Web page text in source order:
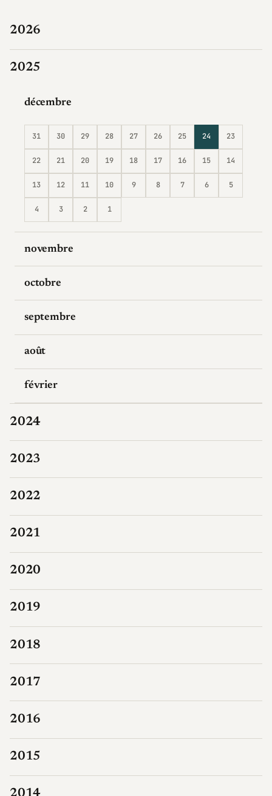
2026
2025
décembre
31 30 29 28 27 26 25 24 23
22 21 20 19 18 17 16 15 14
13 12 11 10 9 8 7 6 5
4 3 2 1
novembre
octobre
septembre
août
février
2024
2023
2022
2021
2020
2019
2018
2017
2016
2015